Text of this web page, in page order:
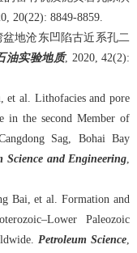
20(22): 8849-8859.
盆地沧东凹陷古近系孔二
油实验地质, 2020, 42(2):
et al. Lithofacies and pore
in the second Member of
Sag, Bohai Bay
Science and Engineering,
Bai, et al. Formation and
Paleozoic
Petroleum Science,